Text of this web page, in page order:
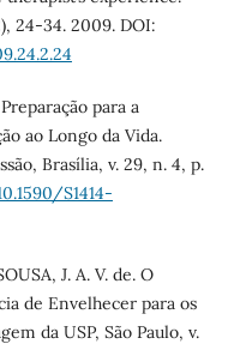
24-34. 2009. DOI:
para a
ao Longo da Vida.
Brasília, v. 29, n. 4, p.
S1414-
J. A. V. de. O
de Envelhecer para os
da USP, São Paulo, v.